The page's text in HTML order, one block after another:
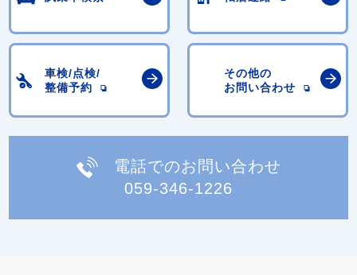
車検/点検/
整備予約
その他の
お問い合わせ
電話でのお問い合わせ
059-346-1226